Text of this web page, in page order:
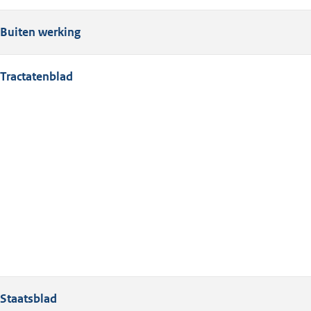
Buiten werking
Tractatenblad
Staatsblad